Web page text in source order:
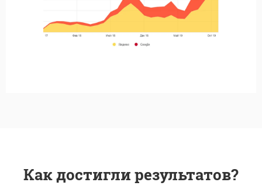
Как достигли результатов?